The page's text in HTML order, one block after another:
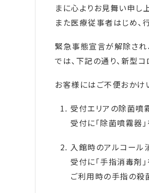
まに心よりお見舞い申し
また医療従事者はじめ、
緊急事態宣言が解除され
では、下記の通り、新型
お客様にはご不便おかけ
受付エリアの除菌噴
受付に「除菌噴霧器
入館時のアルコール
受付に「手指消毒剤
ご利用時の手指の殺